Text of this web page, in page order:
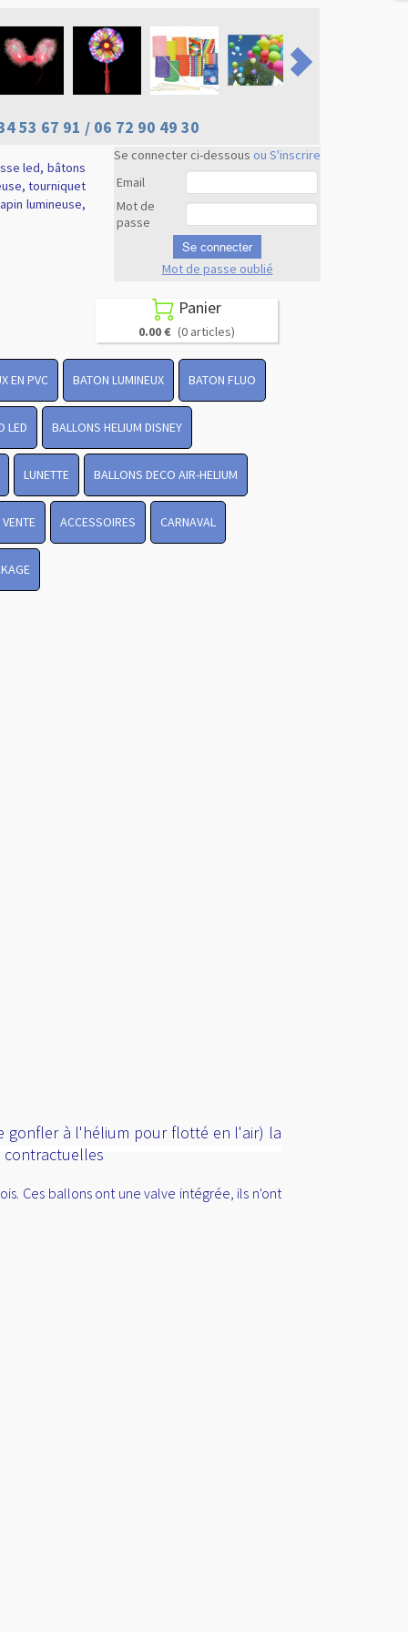
53 67 91 / 06 72 90 49 30
Se connecter ci-dessous ou S'inscrire
Email
Mot de
passe
Se connecter
Mot de passe oublié
haut
led, bâtons
tourniquet
lumineuse,
 Panier
0.00 € (0 articles)
EN PVC BATON LUMINEUX BATON FLUO
LED BALLONS HELIUM DISNEY
LUNETTE BALLONS DECO AIR-HELIUM
ACCESSOIRES CARNAVAL
gonfler à l'hélium pour flotté en l'air) la
contractuelles
Ces ballons ont une valve intégrée, ils n'ont